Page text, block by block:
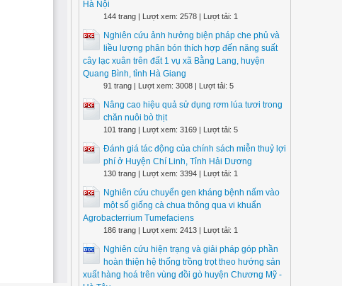
Hà Nội
144 trang | Lượt xem: 2578 | Lượt tải: 1
Nghiên cứu ảnh hưởng biện pháp che phủ và
liều lượng phân bón thích hợp đến năng suất
cây lạc xuân trên đất 1 vụ xã Bằng Lang, huyện
Quang Bình, tỉnh Hà Giang
91 trang | Lượt xem: 3008 | Lượt tải: 5
Nâng cao hiệu quả sử dụng rơm lúa tươi trong
chăn nuôi bò thịt
101 trang | Lượt xem: 3169 | Lượt tải: 5
Đánh giá tác động của chính sách miễn thuỷ lợi
phí ở Huyện Chí Linh, Tỉnh Hải Dương
130 trang | Lượt xem: 3394 | Lượt tải: 1
Nghiên cứu chuyển gen kháng bệnh nấm vào
một số giống cà chua thông qua vi khuẩn
Agrobacterrium Tumefaciens
186 trang | Lượt xem: 2413 | Lượt tải: 1
Nghiên cứu hiện trạng và giải pháp góp phần
hoàn thiện hệ thống trồng trọt theo hướng sản
xuất hàng hoá trên vùng đồi gò huyện Chương Mỹ -